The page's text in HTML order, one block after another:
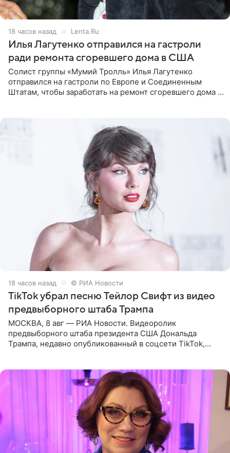
18 часов назад Lenta.Ru
Илья Лагутенко отправился на гастроли
ради ремонта сгоревшего дома в США
Солист группы «Мумий Тролль» Илья Лагутенко
отправился на гастроли по Европе и Соединенным
Штатам, чтобы заработать на ремонт сгоревшего дома в
18 часов назад © РИА Новости
TikTok убрал песню Тейлор Свифт из видео
предвыборного штаба Трампа
МОСКВА, 8 авг — РИА Новости. Видеоролик
предвыборного штаба президента США Дональда
Трампа, недавно опубликованный в соцсети TikTok,